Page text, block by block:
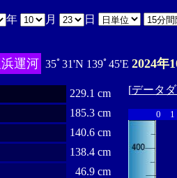
年 月 日
運河 35ﾟ31'N 139ﾟ45'E 2024年
229.1 cm
185.3 cm
140.6 cm
138.4 cm
46.9 cm
[データ
0 1